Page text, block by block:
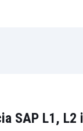
SAP L1, L2